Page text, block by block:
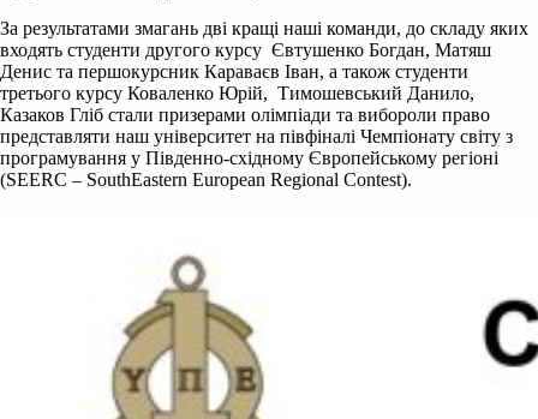
За результатами змагань дві кращі наші команди, до складу яких
входять студенти другого курсу Євтушенко Богдан, Матяш
Денис та першокурсник Караваєв Іван, а також студенти
третього курсу Коваленко Юрій, Тимошевський Данило,
Казаков Гліб стали призерами олімпіади та вибороли право
представляти наш університет на півфіналі Чемпіонату світу з
програмування у Південно-східному Європейському регіоні
(SEERC – SouthEastern European Regional Contest).